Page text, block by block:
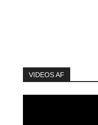
VIDEOS AF